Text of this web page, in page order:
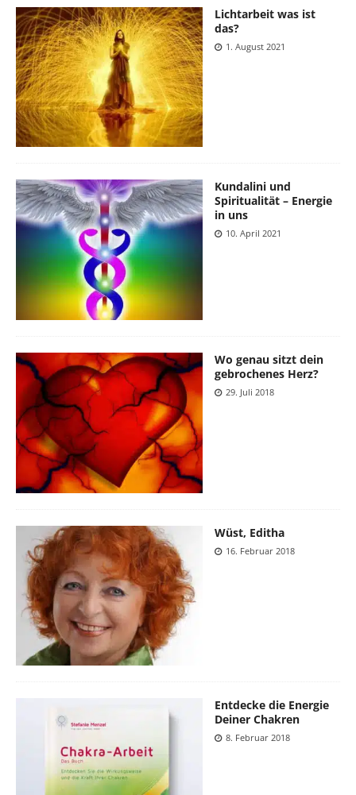
Lichtarbeit was ist
das?
1. August 2021
Kundalini und
Spiritualität – Energie
in uns
10. April 2021
Wo genau sitzt dein
gebrochenes Herz?
29. Juli 2018
Wüst, Editha
16. Februar 2018
Entdecke die Energie
Deiner Chakren
8. Februar 2018